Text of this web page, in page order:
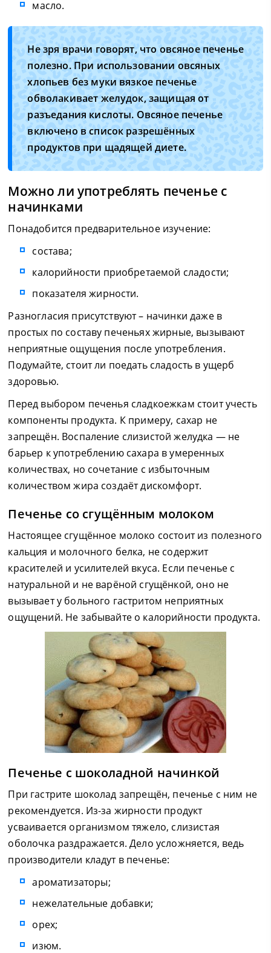
масло.
Не зря врачи говорят, что овсяное печенье
полезно. При использовании овсяных
хлопьев без муки вязкое печенье
обволакивает желудок, защищая от
разъедания кислоты. Овсяное печенье
включено в список разрешённых
продуктов при щадящей диете.
Можно ли употреблять печенье с
начинками
Понадобится предварительное изучение:
состава;
калорийности приобретаемой сладости;
показателя жирности.
Разногласия присутствуют – начинки даже в
простых по составу печеньях жирные, вызывают
неприятные ощущения после употребления.
Подумайте, стоит ли поедать сладость в ущерб
здоровью.
Перед выбором печенья сладкоежкам стоит учесть
компоненты продукта. К примеру, сахар не
запрещён. Воспаление слизистой желудка — не
барьер к употреблению сахара в умеренных
количествах, но сочетание с избыточным
количеством жира создаёт дискомфорт.
Печенье со сгущённым молоком
Настоящее сгущённое молоко состоит из полезного
кальция и молочного белка, не содержит
красителей и усилителей вкуса. Если печенье с
натуральной и не варёной сгущёнкой, оно не
вызывает у больного гастритом неприятных
ощущений. Не забывайте о калорийности продукта.
Печенье с шоколадной начинкой
При гастрите шоколад запрещён, печенье с ним не
рекомендуется. Из-за жирности продукт
усваивается организмом тяжело, слизистая
оболочка раздражается. Дело усложняется, ведь
производители кладут в печенье:
ароматизаторы;
нежелательные добавки;
орех;
изюм.